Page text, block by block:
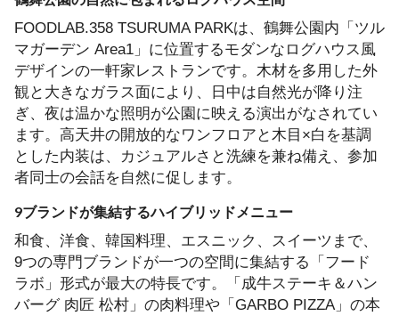
FOODLAB.358 TSURUMA PARKは、鶴舞公園内「ツル
マガーデン Area1」に位置するモダンなログハウス風
デザインの一軒家レストランです。木材を多用した外
観と大きなガラス面により、日中は自然光が降り注
ぎ、夜は温かな照明が公園に映える演出がなされてい
ます。高天井の開放的なワンフロアと木目×白を基調
とした内装は、カジュアルさと洗練を兼ね備え、参加
者同士の会話を自然に促します。
9ブランドが集結するハイブリッドメニュー
和食、洋食、韓国料理、エスニック、スイーツまで、
9つの専門ブランドが一つの空間に集結する「フード
ラボ」形式が最大の特長です。「成牛ステーキ＆ハン
バーグ 肉匠 松村」の肉料理や「GARBO PIZZA」の本